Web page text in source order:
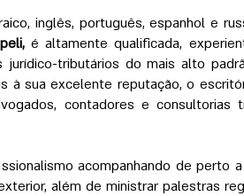
inglês, português, espanhol e
é altamente qualificada,
tributários do mais alto
à sua excelente reputação, o
contadores e consultorias
acompanhando de perto
além de ministrar palestras